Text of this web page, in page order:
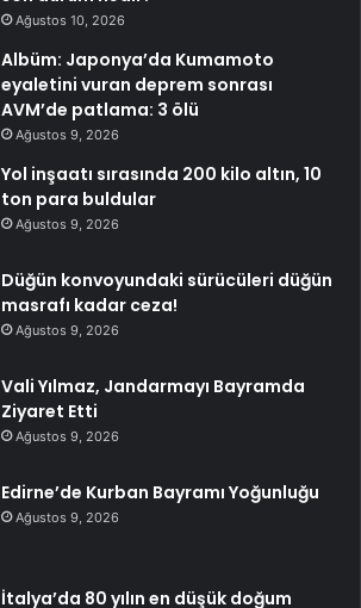
Ağustos 10, 2026
Albüm: Japonya’da Kumamoto
eyaletini vuran deprem sonrası
AVM’de patlama: 3 ölü
Ağustos 9, 2026
Yol inşaatı sırasında 200 kilo altın, 10
ton para buldular
Ağustos 9, 2026
Düğün konvoyundaki sürücüleri düğün
masrafı kadar ceza!
Ağustos 9, 2026
Vali Yılmaz, Jandarmayı Bayramda
Ziyaret Etti
Ağustos 9, 2026
Edirne’de Kurban Bayramı Yoğunluğu
Ağustos 9, 2026
İtalya’da 80 yılın en düşük doğum